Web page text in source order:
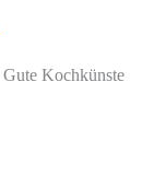
Gute Kochkünste